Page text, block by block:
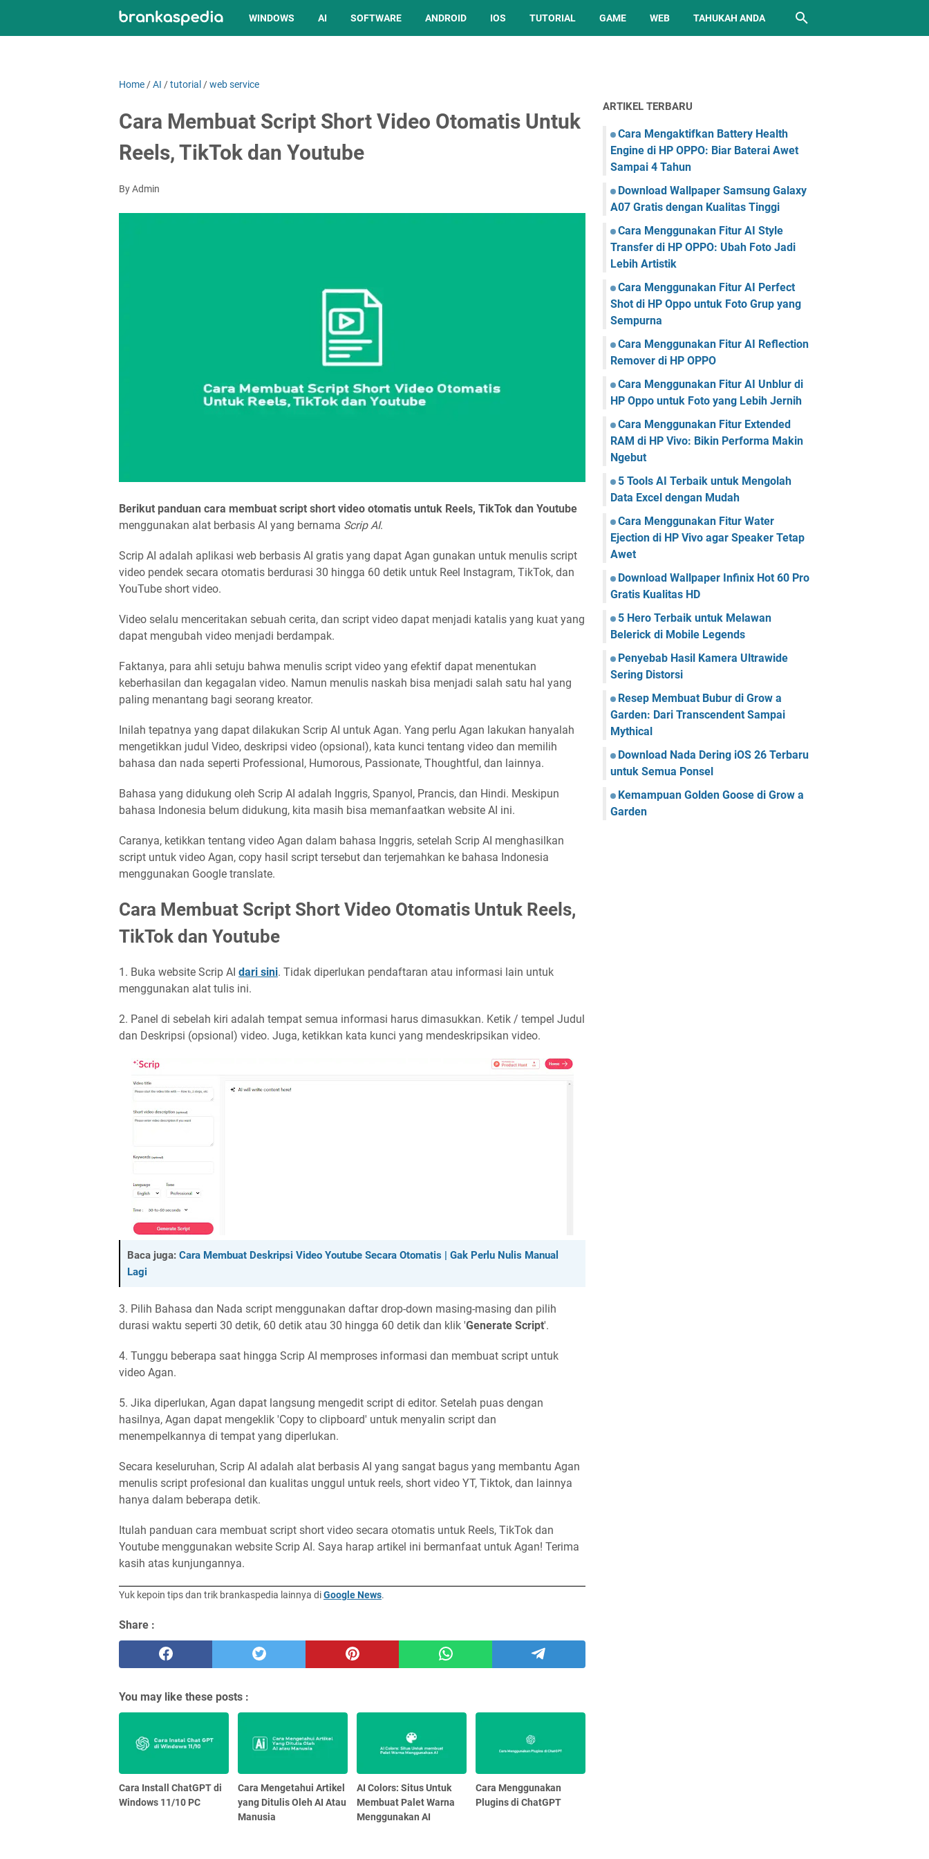
WINDOWS AI SOFTWARE ANDROID IOS TUTORIAL GAME WEB TAHUKAH ANDA
Home /AI /tutorial /web service
Cara Membuat Script Short Video Otomatis Untuk
Reels, TikTok dan Youtube
By Admin
Berikut panduan cara membuat script short video otomatis untuk Reels, TikTok dan Youtube
menggunakan alat berbasis AI yang bernama Scrip AI.
Scrip AI adalah aplikasi web berbasis AI gratis yang dapat Agan gunakan untuk menulis script
video pendek secara otomatis berdurasi 30 hingga 60 detik untuk Reel Instagram, TikTok, dan
YouTube short video.
Video selalu menceritakan sebuah cerita, dan script video dapat menjadi katalis yang kuat yang
dapat mengubah video menjadi berdampak.
Faktanya, para ahli setuju bahwa menulis script video yang efektif dapat menentukan
keberhasilan dan kegagalan video. Namun menulis naskah bisa menjadi salah satu hal yang
paling menantang bagi seorang kreator.
Inilah tepatnya yang dapat dilakukan Scrip AI untuk Agan. Yang perlu Agan lakukan hanyalah
mengetikkan judul Video, deskripsi video (opsional), kata kunci tentang video dan memilih
bahasa dan nada seperti Professional, Humorous, Passionate, Thoughtful, dan lainnya.
Bahasa yang didukung oleh Scrip AI adalah Inggris, Spanyol, Prancis, dan Hindi. Meskipun
bahasa Indonesia belum didukung, kita masih bisa memanfaatkan website AI ini.
Caranya, ketikkan tentang video Agan dalam bahasa Inggris, setelah Scrip AI menghasilkan
script untuk video Agan, copy hasil script tersebut dan terjemahkan ke bahasa Indonesia
menggunakan Google translate.
Cara Membuat Script Short Video Otomatis Untuk Reels,
TikTok dan Youtube
1. Buka website Scrip AI dari sini. Tidak diperlukan pendaftaran atau informasi lain untuk
menggunakan alat tulis ini.
2. Panel di sebelah kiri adalah tempat semua informasi harus dimasukkan. Ketik / tempel Judul
dan Deskripsi (opsional) video. Juga, ketikkan kata kunci yang mendeskripsikan video.
Baca juga: Cara Membuat Deskripsi Video Youtube Secara Otomatis | Gak Perlu Nulis Manual
Lagi
3. Pilih Bahasa dan Nada script menggunakan daftar drop-down masing-masing dan pilih
durasi waktu seperti 30 detik, 60 detik atau 30 hingga 60 detik dan klik 'Generate Script'.
4. Tunggu beberapa saat hingga Scrip AI memproses informasi dan membuat script untuk
video Agan.
5. Jika diperlukan, Agan dapat langsung mengedit script di editor. Setelah puas dengan
hasilnya, Agan dapat mengeklik 'Copy to clipboard' untuk menyalin script dan
menempelkannya di tempat yang diperlukan.
Secara keseluruhan, Scrip AI adalah alat berbasis AI yang sangat bagus yang membantu Agan
menulis script profesional dan kualitas unggul untuk reels, short video YT, Tiktok, dan lainnya
hanya dalam beberapa detik.
Itulah panduan cara membuat script short video secara otomatis untuk Reels, TikTok dan
Youtube menggunakan website Scrip AI. Saya harap artikel ini bermanfaat untuk Agan! Terima
kasih atas kunjungannya.
Yuk kepoin tips dan trik brankaspedia lainnya diGoogle News.
Share :
You may like these posts :
Cara Install ChatGPT di
Windows 11/10 PC
Cara Mengetahui Artikel
yang Ditulis Oleh AI Atau
Manusia
AI Colors: Situs Untuk
Membuat Palet Warna
Menggunakan AI
Cara Menggunakan
Plugins di ChatGPT
ARTIKEL TERBARU
Cara Mengaktifkan Battery Health
Engine di HP OPPO: Biar Baterai Awet
Sampai 4 Tahun
Download Wallpaper Samsung Galaxy
A07 Gratis dengan Kualitas Tinggi
Cara Menggunakan Fitur AI Style
Transfer di HP OPPO: Ubah Foto Jadi
Lebih Artistik
Cara Menggunakan Fitur AI Perfect
Shot di HP Oppo untuk Foto Grup yang
Sempurna
Cara Menggunakan Fitur AI Reflection
Remover di HP OPPO
Cara Menggunakan Fitur AI Unblur di
HP Oppo untuk Foto yang Lebih Jernih
Cara Menggunakan Fitur Extended
RAM di HP Vivo: Bikin Performa Makin
Ngebut
5 Tools AI Terbaik untuk Mengolah
Data Excel dengan Mudah
Cara Menggunakan Fitur Water
Ejection di HP Vivo agar Speaker Tetap
Awet
Download Wallpaper Infinix Hot 60 Pro
Gratis Kualitas HD
5 Hero Terbaik untuk Melawan
Belerick di Mobile Legends
Penyebab Hasil Kamera Ultrawide
Sering Distorsi
Resep Membuat Bubur di Grow a
Garden: Dari Transcendent Sampai
Mythical
Download Nada Dering iOS 26 Terbaru
untuk Semua Ponsel
Kemampuan Golden Goose di Grow a
Garden